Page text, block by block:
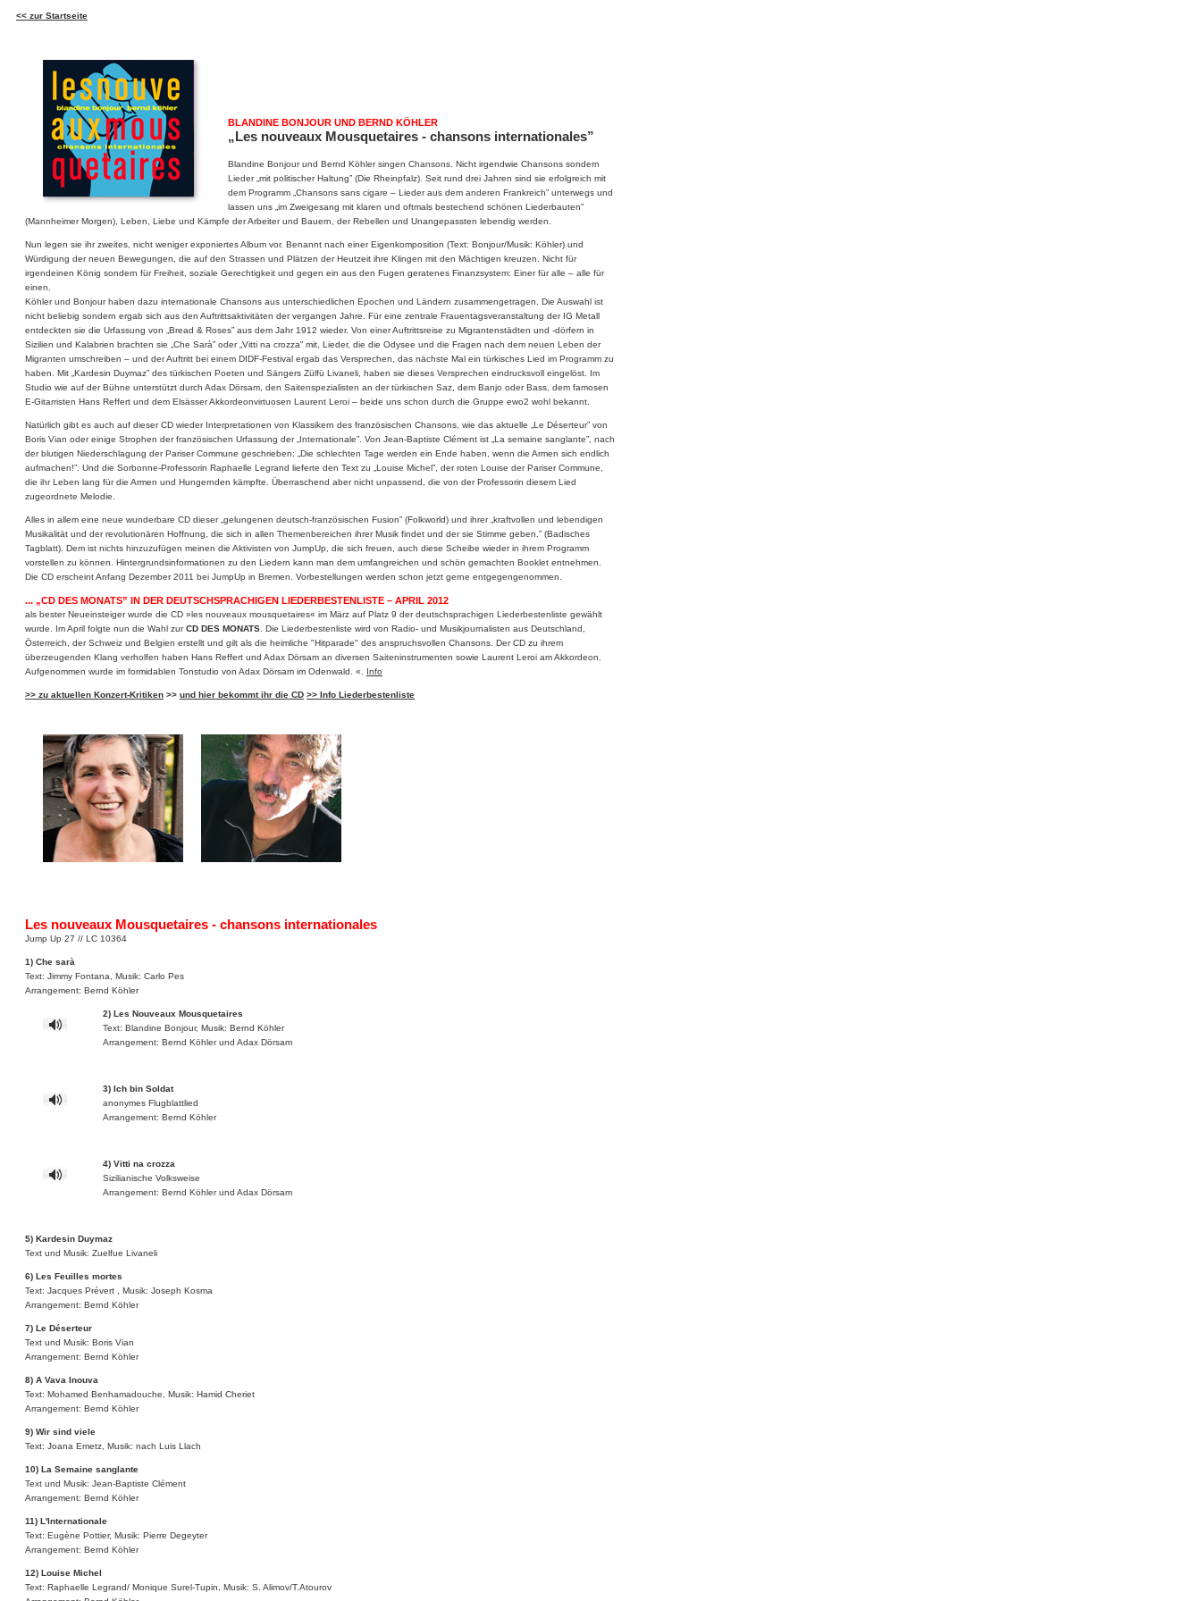
<< zur Startseite
BLANDINE BONJOUR UND BERND KÖHLER
„Les nouveaux Mousquetaires - chansons internationales”
Blandine Bonjour und Bernd Köhler singen Chansons. Nicht irgendwie Chansons sondern
Lieder „mit politischer Haltung” (Die Rheinpfalz). Seit rund drei Jahren sind sie erfolgreich mit
dem Programm „Chansons sans cigare – Lieder aus dem anderen Frankreich” unterwegs und
lassen uns „im Zweigesang mit klaren und oftmals bestechend schönen Liederbauten”
(Mannheimer Morgen), Leben, Liebe und Kämpfe der Arbeiter und Bauern, der Rebellen und Unangepassten lebendig werden.
Nun legen sie ihr zweites, nicht weniger exponiertes Album vor. Benannt nach einer Eigenkomposition (Text: Bonjour/Musik: Köhler) und
Würdigung der neuen Bewegungen, die auf den Strassen und Plätzen der Heutzeit ihre Klingen mit den Mächtigen kreuzen. Nicht für
irgendeinen König sondern für Freiheit, soziale Gerechtigkeit und gegen ein aus den Fugen geratenes Finanzsystem: Einer für alle – alle für
einen.
Köhler und Bonjour haben dazu internationale Chansons aus unterschiedlichen Epochen und Ländern zusammengetragen. Die Auswahl ist
nicht beliebig sondern ergab sich aus den Auftrittsaktivitäten der vergangen Jahre. Für eine zentrale Frauentagsveranstaltung der IG Metall
entdeckten sie die Urfassung von „Bread & Roses” aus dem Jahr 1912 wieder. Von einer Auftrittsreise zu Migrantenstädten und -dörfern in
Sizilien und Kalabrien brachten sie „Che Sarà” oder „Vitti na crozza” mit, Lieder, die die Odysee und die Fragen nach dem neuen Leben der
Migranten umschreiben – und der Auftritt bei einem DIDF-Festival ergab das Versprechen, das nächste Mal ein türkisches Lied im Programm zu
haben. Mit „Kardesin Duymaz” des türkischen Poeten und Sängers Zülfü Livaneli, haben sie dieses Versprechen eindrucksvoll eingelöst. Im
Studio wie auf der Bühne unterstützt durch Adax Dörsam, den Saitenspezialisten an der türkischen Saz, dem Banjo oder Bass, dem famosen
E-Gitarristen Hans Reffert und dem Elsässer Akkordeonvirtuosen Laurent Leroi – beide uns schon durch die Gruppe ewo2 wohl bekannt.
Natürlich gibt es auch auf dieser CD wieder Interpretationen von Klassikern des französischen Chansons, wie das aktuelle „Le Déserteur” von
Boris Vian oder einige Strophen der französischen Urfassung der „Internationale”. Von Jean-Baptiste Clément ist „La semaine sanglante”, nach
der blutigen Niederschlagung der Pariser Commune geschrieben: „Die schlechten Tage werden ein Ende haben, wenn die Armen sich endlich
aufmachen!”. Und die Sorbonne-Professorin Raphaelle Legrand lieferte den Text zu „Louise Michel”, der roten Louise der Pariser Commune,
die ihr Leben lang für die Armen und Hungernden kämpfte. Überraschend aber nicht unpassend, die von der Professorin diesem Lied
zugeordnete Melodie.
Alles in allem eine neue wunderbare CD dieser „gelungenen deutsch-französischen Fusion” (Folkworld) und ihrer „kraftvollen und lebendigen
Musikalität und der revolutionären Hoffnung, die sich in allen Themenbereichen ihrer Musik findet und der sie Stimme geben.” (Badisches
Tagblatt). Dem ist nichts hinzuzufügen meinen die Aktivisten von JumpUp, die sich freuen, auch diese Scheibe wieder in ihrem Programm
vorstellen zu können. Hintergrundsinformationen zu den Liedern kann man dem umfangreichen und schön gemachten Booklet entnehmen.
Die CD erscheint Anfang Dezember 2011 bei JumpUp in Bremen. Vorbestellungen werden schon jetzt gerne entgegengenommen.
... „CD DES MONATS” IN DER DEUTSCHSPRACHIGEN LIEDERBESTENLISTE – APRIL 2012
als bester Neueinsteiger wurde die CD »les nouveaux mousquetaires« im März auf Platz 9 der deutschsprachigen Liederbestenliste gewählt
wurde. Im April folgte nun die Wahl zurCD DES MONATS . Die Liederbestenliste wird von Radio- und Musikjournalisten aus Deutschland,
Österreich, der Schweiz und Belgien erstellt und gilt als die heimliche "Hitparade" des anspruchsvollen Chansons. Der CD zu ihrem
überzeugenden Klang verholfen haben Hans Reffert und Adax Dörsam an diversen Saiteninstrumenten sowie Laurent Leroi am Akkordeon.
Aufgenommen wurde im formidablen Tonstudio von Adax Dörsam im Odenwald. «. Info
>> zu aktuellen Konzert-Kritiken >> und hier bekommt ihr die CD >> Info Liederbestenliste
Les nouveaux Mousquetaires - chansons internationales
Jump Up 27 // LC 10364
1) Che sarà
Text: Jimmy Fontana, Musik: Carlo Pes
Arrangement: Bernd Köhler
2) Les Nouveaux Mousquetaires
Text: Blandine Bonjour, Musik: Bernd Köhler
Arrangement: Bernd Köhler und Adax Dörsam
3) Ich bin Soldat
anonymes Flugblattlied
Arrangement: Bernd Köhler
4) Vitti na crozza
Sizilianische Volksweise
Arrangement: Bernd Köhler und Adax Dörsam
5) Kardesin Duymaz
Text und Musik: Zuelfue Livaneli
6) Les Feuilles mortes
Text: Jacques Prévert , Musik: Joseph Kosma
Arrangement: Bernd Köhler
7) Le Déserteur
Text und Musik: Boris Vian
Arrangement: Bernd Köhler
8) A Vava Inouva
Text: Mohamed Benhamadouche, Musik: Hamid Cheriet
Arrangement: Bernd Köhler
9) Wir sind viele
Text: Joana Emetz, Musik: nach Luis Llach
10) La Semaine sanglante
Text und Musik: Jean-Baptiste Clément
Arrangement: Bernd Köhler
11) L'Internationale
Text: Eugène Pottier, Musik: Pierre Degeyter
Arrangement: Bernd Köhler
12) Louise Michel
Text: Raphaelle Legrand/ Monique Surel-Tupin, Musik: S. Alimov/T.Atourov